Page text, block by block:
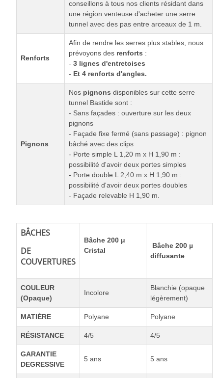
conseillons à tous nos clients résidant dans
une région venteuse d'acheter une serre
tunnel avec des pas entre arceaux de 1 m.
Renforts
Afin de rendre les serres plus stables, nous
prévoyons des renforts :
- 3 lignes d'entretoises
- Et 4 renforts d'angles.
Pignons
Nos pignons disponibles sur cette serre
tunnel Bastide sont :
- Sans façades : ouverture sur les deux
pignons
- Façade fixe fermé (sans passage) : pignon
bâché avec des clips
- Porte simple L 1,20 m x H 1,90 m :
possibilité d'avoir deux portes simples
- Porte double L 2,40 m x H 1,90 m :
possibilité d'avoir deux portes doubles
- Façade relevable H 1,90 m.
BÂCHES
DE
COUVERTURES
Bâche 200 μ
Cristal
Bâche 200 µ
diffusante
COULEUR
(Opaque)
Incolore
Blanchie (opaque
légèrement)
MATIÈRE Polyane Polyane
RÉSISTANCE 4/5 4/5
GARANTIE
DEGRESSIVE
5 ans 5 ans